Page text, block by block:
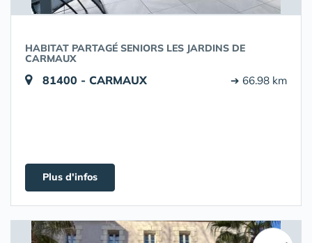
HABITAT PARTAGÉ SENIORS LES JARDINS DE
CARMAUX
81400 - CARMAUX ➔ 66.98 km
Plus d'infos